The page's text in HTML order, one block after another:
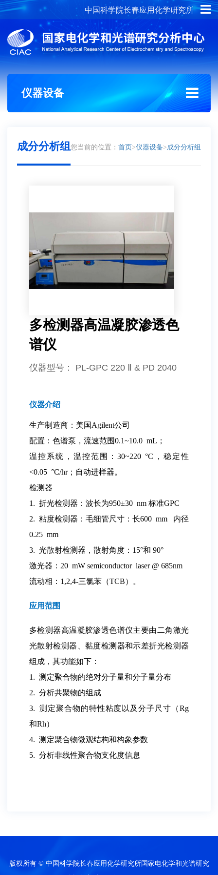
中国科学院长春应用化学研究所
概况介绍 组织架构
仪器设备
成分分析组您当前的位置： 首页>仪器设备>成分分析组
多检测器高温凝胶渗透色
谱仪
仪器型号 ： PL-GPC 220 Ⅱ & PD 2040
仪器介绍
生产制造商：美国Agilent公司
配置：色谱泵，流速范围0.1~10.0 mL；
温控系统，温控范围：30~220 °C，稳定性
<0.05 °C/hr；自动进样器。
检测器
1. 折光检测器：波长为950±30 nm 标准GPC
2. 粘度检测器：毛细管尺寸：长600 mm 内径
0.25 mm
3. 光散射检测器，散射角度：15°和 90°
激光器：20 mW semiconductor laser @ 685nm
流动相：1,2,4-三氯苯（TCB）。
应用范围
多检测器高温凝胶渗透色谱仪主要由二角激光
光散射检测器、黏度检测器和示差折光检测器
组成，其功能如下：
1. 测定聚合物的绝对分子量和分子量分布
2. 分析共聚物的组成
3. 测定聚合物的特性粘度以及分子尺寸（Rg
和Rh）
4. 测定聚合物微观结构和构象参数
5. 分析非线性聚合物支化度信息
版权所有 © 中国科学院长春应用化学研究所国家电化学和光谱研究